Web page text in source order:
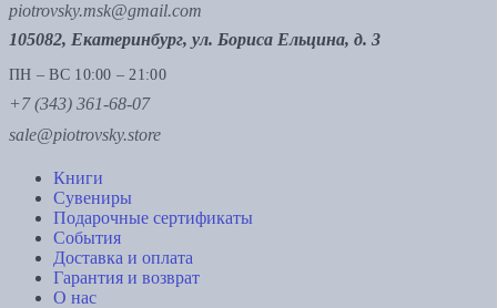
piotrovsky.msk@gmail.com
105082, Екатеринбург, ул. Бориса Ельцина, д. 3
ПН – ВС 10:00 – 21:00
+7 (343) 361-68-07
sale@piotrovsky.store
Книги
Сувениры
Подарочные сертификаты
События
Доставка и оплата
Гарантия и возврат
О нас